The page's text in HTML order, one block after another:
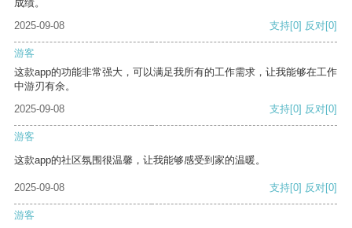
成绩。
2025-09-08
支持[0] 反对[0]
游客
这款app的功能非常强大，可以满足我所有的工作需求，让我能够在工作
中游刃有余。
2025-09-08
支持[0] 反对[0]
游客
这款app的社区氛围很温馨，让我能够感受到家的温暖。
2025-09-08 支持[0] 反对[0]
游客